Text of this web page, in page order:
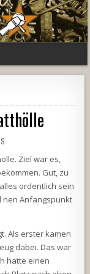
Ziel war es,
Gut, zu
ordentlich sein
nen Anfangspunkt
Als erster kamen
dabei. Das war
hatte einen